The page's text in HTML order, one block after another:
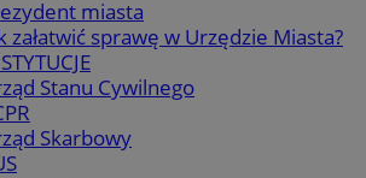
miasta
załatwić sprawę w Urzędzie Miasta?
Stanu Cywilnego
Skarbowy